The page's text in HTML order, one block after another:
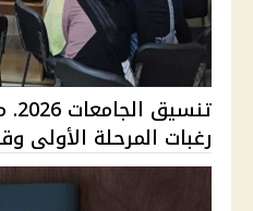
رغبات المرحلة الأولى